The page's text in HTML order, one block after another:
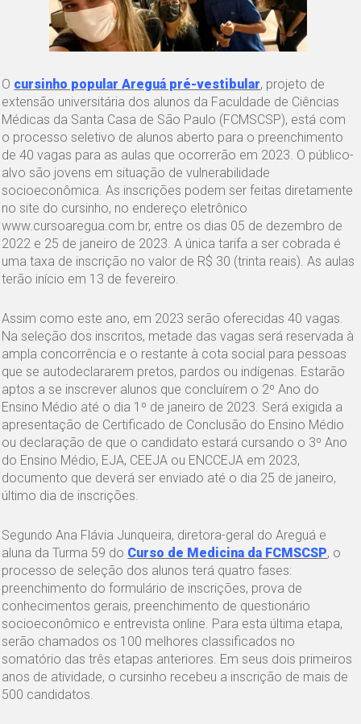
O cursinho popular Areguá pré-vestibular, projeto de
extensão universitária dos alunos da Faculdade de Ciências
Médicas da Santa Casa de São Paulo (FCMSCSP), está com
o processo seletivo de alunos aberto para o preenchimento
de 40 vagas para as aulas que ocorrerão em 2023. O público-
alvo são jovens em situação de vulnerabilidade
socioeconômica. As inscrições podem ser feitas diretamente
no site do cursinho, no endereço eletrônico
www.cursoaregua.com.br, entre os dias 05 de dezembro de
2022 e 25 de janeiro de 2023. A única tarifa a ser cobrada é
uma taxa de inscrição no valor de R$ 30 (trinta reais). As aulas
terão início em 13 de fevereiro.
Assim como este ano, em 2023 serão oferecidas 40 vagas.
Na seleção dos inscritos, metade das vagas será reservada à
ampla concorrência e o restante à cota social para pessoas
que se autodeclararem pretos, pardos ou indígenas. Estarão
aptos a se inscrever alunos que concluírem o 2º Ano do
Ensino Médio até o dia 1º de janeiro de 2023. Será exigida a
apresentação de Certificado de Conclusão do Ensino Médio
ou declaração de que o candidato estará cursando o 3º Ano
do Ensino Médio, EJA, CEEJA ou ENCCEJA em 2023,
documento que deverá ser enviado até o dia 25 de janeiro,
último dia de inscrições.
Segundo Ana Flávia Junqueira, diretora-geral do Areguá e
aluna da Turma 59 do Curso de Medicina da FCMSCSP, o
processo de seleção dos alunos terá quatro fases:
preenchimento do formulário de inscrições, prova de
conhecimentos gerais, preenchimento de questionário
socioeconômico e entrevista online. Para esta última etapa,
serão chamados os 100 melhores classificados no
somatório das três etapas anteriores. Em seus dois primeiros
anos de atividade, o cursinho recebeu a inscrição de mais de
500 candidatos.